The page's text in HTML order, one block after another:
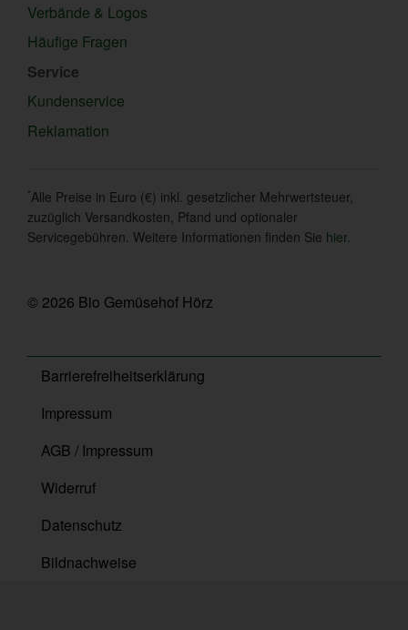
Verbände & Logos
Häufige Fragen
Service
Kundenservice
Reklamation
*Alle Preise in Euro (€) inkl. gesetzlicher Mehrwertsteuer,
zuzüglich Versandkosten, Pfand und optionaler
Servicegebühren. Weitere Informationen finden Sie hier.
© 2026 Bio Gemüsehof Hörz
Barrierefreiheitserklärung
Impressum
AGB / Impressum
Widerruf
Datenschutz
Bildnachweise